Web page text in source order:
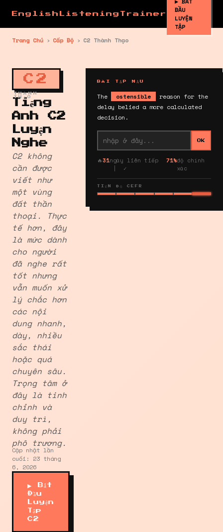
EnglishListeningTrainer
ĐẦU
LUYỆN
TẬP
Trang Chủ › Cấp Độ › C2 Thành Thạo
C2
THÀNH
THẠO
Tiếng
Anh C2
Luyện
Nghe
C2 không
cần được
viết như
một vùng
đất thần
thoại. Thực
tế hơn, đây
là mức dành
cho người
đã nghe rất
tốt nhưng
vẫn muốn xử
lý chắc hơn
các nội
dung nhanh,
dày, nhiều
sắc thái
hoặc quá
chuyên sâu.
Trọng tâm ở
đây là tinh
chỉnh và
duy trì,
không phải
phô trương.
Cập nhật lần
cuối: 23 tháng
6, 2026
▶ Bắt
Đầu
Luyện
Tập
C2
BÀI TẬP MẪU
The ostensible
reason for the
delay belied a more calculated
decision.
OK
🔥31ngày liên tiếp
| ✓
71%độ chính
xác
TIẾN ĐỘ CEFR